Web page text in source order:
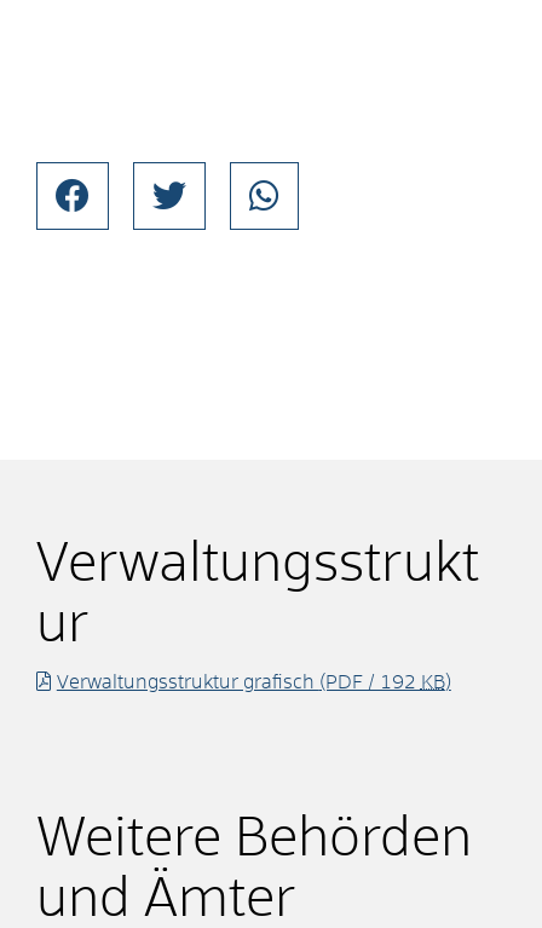
Verwaltungsstrukt
ur
Verwaltungsstruktur grafisch (PDF / 192 KB)
Weitere Behörden
und Ämter